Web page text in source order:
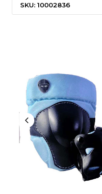
SKU: 10002836